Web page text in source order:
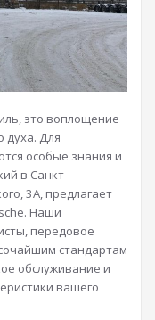
это воплощение
духа. Для
особые знания и
в Санкт-
3А, предлагает
Наши
передовое
стандартам
обслуживание и
вашего